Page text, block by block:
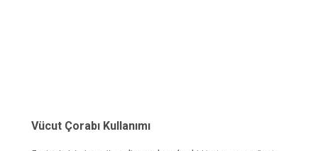
Vücut Çorabı Kullanımı